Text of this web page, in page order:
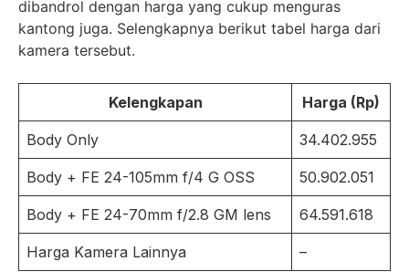
dibandrol dengan harga yang cukup menguras
kantong juga. Selengkapnya berikut tabel harga dari
kamera tersebut.
Kelengkapan Harga (Rp)
Body Only 34.402.955
Body + FE 24-105mm f/4 G OSS 50.902.051
Body + FE 24-70mm f/2.8 GM lens 64.591.618
Harga Kamera Lainnya –